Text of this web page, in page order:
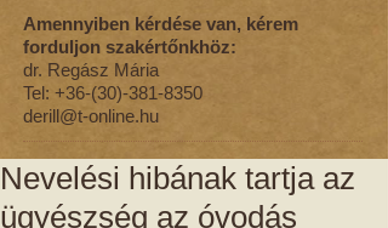
Amennyiben kérdése van, kérem
forduljon szakértőnkhöz:
dr. Regász Mária
Tel: +36-(30)-381-8350
derill@t-online.hu
Nevelési hibának tartja az
ügyészség az óvodás